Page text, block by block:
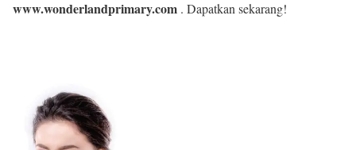
www.wonderlandprimary.com . Dapatkan sekarang!